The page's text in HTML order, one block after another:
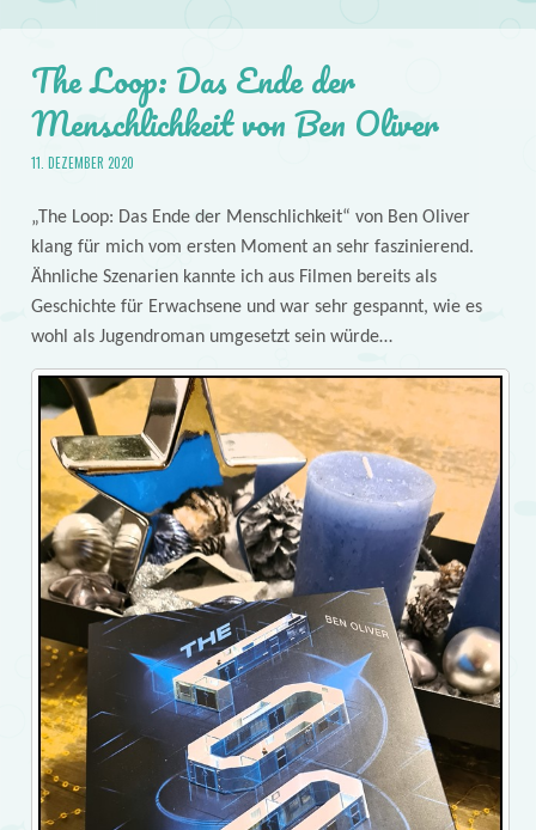
The Loop: Das Ende der
Menschlichkeit von Ben Oliver
11. DEZEMBER 2020
„The Loop: Das Ende der Menschlichkeit“ von Ben Oliver
klang für mich vom ersten Moment an sehr faszinierend.
Ähnliche Szenarien kannte ich aus Filmen bereits als
Geschichte für Erwachsene und war sehr gespannt, wie es
wohl als Jugendroman umgesetzt sein würde…